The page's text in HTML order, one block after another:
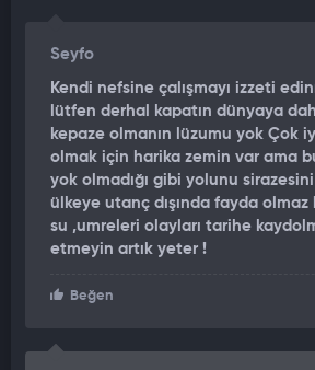
Seyfo
Kendi nefsine çalışmayı izzeti
lütfen derhal kapatın dünyaya
kepaze olmanın lüzumu yok Çok
olmak için harika zemin var ama
yok olmadığı gibi yolunu
ülkeye utanç dışında fayda
su ,umreleri olayları tarihe
etmeyin artık yeter !
Beğen